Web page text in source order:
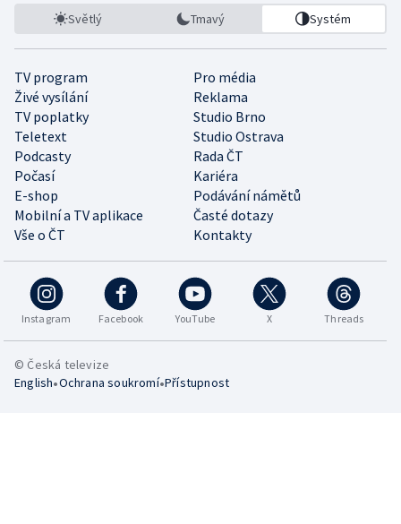
Světlý Tmavý Systém
TV program
Pro média
Živé vysílání
Reklama
TV poplatky
Studio Brno
Teletext
Studio Ostrava
Podcasty
Rada ČT
Počasí
Kariéra
E-shop
Podávání námětů
Mobilní a TV aplikace
Časté dotazy
Vše o ČT
Kontakty
Instagram Facebook YouTube X Threads
© Česká televize
English•Ochrana soukromí•Přístupnost